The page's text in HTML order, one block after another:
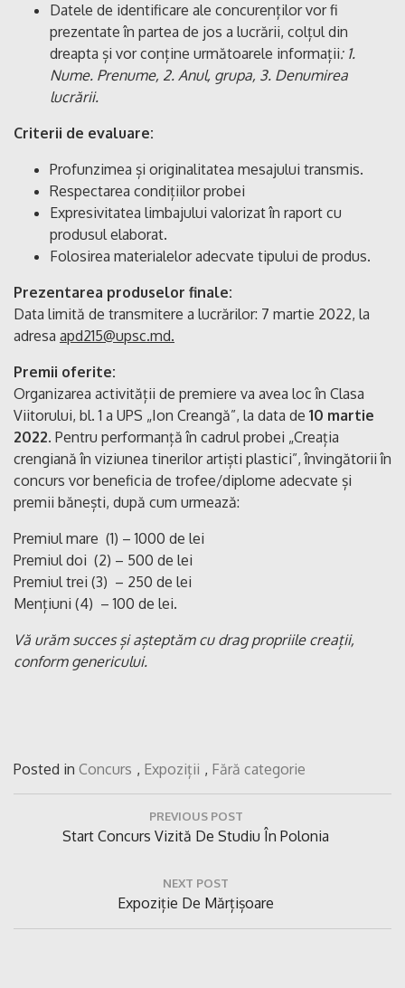
Datele de identificare ale concurenților vor fi
prezentate în partea de jos a lucrării, colțul din
dreapta și vor conține următoarele informații: 1.
Nume. Prenume, 2. Anul, grupa, 3. Denumirea
lucrării.
Criterii de evaluare:
Profunzimea și originalitatea mesajului transmis.
Respectarea condițiilor probei
Expresivitatea limbajului valorizat în raport cu
produsul elaborat.
Folosirea materialelor adecvate tipului de produs.
Prezentarea produselor finale:
Data limită de transmitere a lucrărilor: 7 martie 2022, la
adresa apd215@upsc.md.
Premii oferite:
Organizarea activității de premiere va avea loc în Clasa
Viitorului, bl. 1 a UPS „Ion Creangă”, la data de 10 martie
2022. Pentru performanță în cadrul probei „Creația
crengiană în viziunea tinerilor artiști plastici”, învingătorii în
concurs vor beneficia de trofee/diplome adecvate și
premii bănești, după cum urmează:
Premiul mare (1) – 1000 de lei
Premiul doi (2) – 500 de lei
Premiul trei (3) – 250 de lei
Mențiuni (4) – 100 de lei.
Vă urăm succes și așteptăm cu drag propriile creații,
conform genericului.
Posted in Concurs , Expoziții , Fără categorie
articole
PREVIOUS POST
Previous
Start Concurs Vizită De Studiu În Polonia
NEXT POST
Next
Post:
Expoziție De Mărțișoare